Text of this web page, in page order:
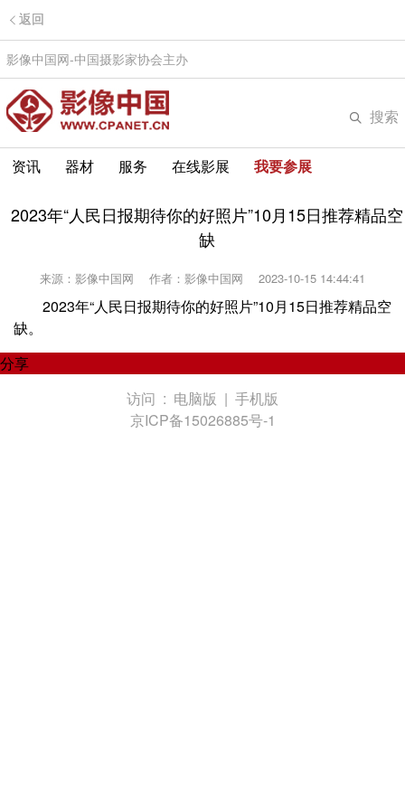
返回
影像中国网-中国摄影家协会主办
搜索
资讯 器材 服务 在线影展 我要参展
2023年“人民日报期待你的好照片”10月15日推荐精品空
缺
来源：影像中国网 作者：影像中国网 2023-10-15 14:44:41
2023年“人民日报期待你的好照片”10月15日推荐精品空
缺。
分享
访问 : 电脑版 | 手机版
京ICP备15026885号-1